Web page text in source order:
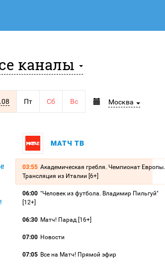
каналы
Пт Сб Вс Москва
МАТЧ ТВ
03:55 Академическая гребля. Чемпионат Европы.
Трансляция из Италии [6+]
06:00 "Человек из футбола. Владимир Пильгуй"
[12+]
06:30 Матч! Парад [16+]
07:00 Новости
07:05 Все на Матч! Прямой эфир